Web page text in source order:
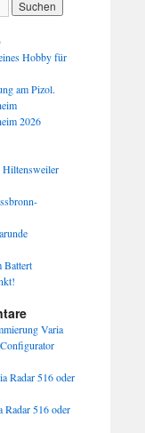
Hobby für
am Pizol.
2026
Battert
Varia
Radar 516 oder
Radar 516 oder